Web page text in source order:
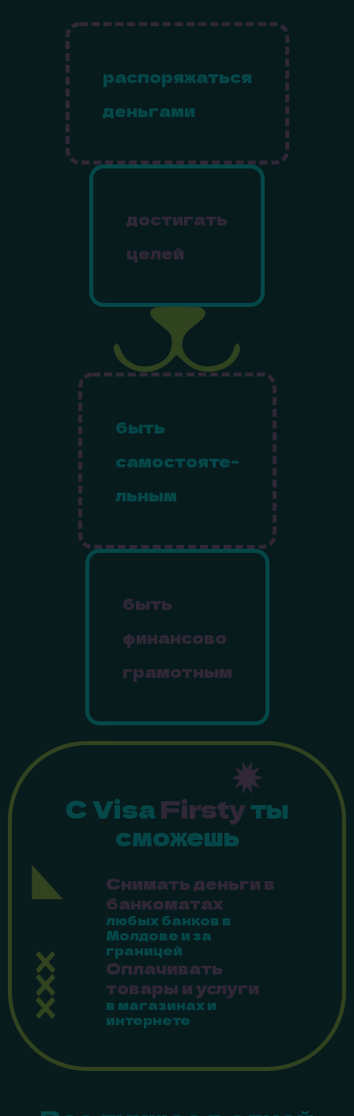
распоряжаться
деньгами
достигать
целей
быть
самостояте-
льным
быть
финансово
грамотным
С VisaFirstyты
сможешь
Снимать деньги в
банкоматах
любых банков в
Молдове и за
границей
Оплачивать
товары и услуги
в магазинах и
интернете